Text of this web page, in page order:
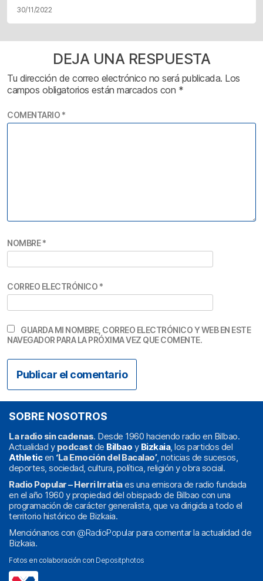
30/11/2022
DEJA UNA RESPUESTA
Tu dirección de correo electrónico no será publicada. Los
campos obligatorios están marcados con *
COMENTARIO *
NOMBRE*
CORREO ELECTRÓNICO *
GUARDA MI NOMBRE, CORREO ELECTRÓNICO Y WEB EN ESTE
NAVEGADOR PARA LA PRÓXIMA VEZ QUE COMENTE.
SOBRE NOSOTROS
La radio sin cadenas. Desde 1960 haciendo radio en Bilbao.
Actualidad y podcast de Bilbao y Bizkaia, los partidos del
Athleticen ‘La Emoción del Bacalao’, noticias de sucesos,
deportes, sociedad, cultura, política, religión y obra social.
Radio Popular – Herri Irratiaes una emisora de radio fundada
en el año 1960 y propiedad del obispado de Bilbao con una
programación de carácter generalista, que va dirigida a todo el
territorio histórico de Bizkaia.
Menciónanos con @RadioPopularpara comentar la actualidad de
Bizkaia.
Fotos en colaboración con Depositphotos